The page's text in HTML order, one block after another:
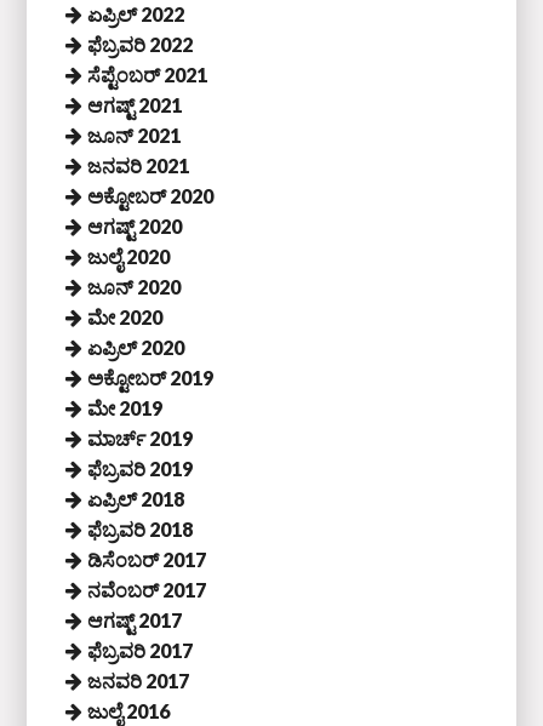
ಏಪ್ರಿಲ್ 2022
ಫೆಬ್ರವರಿ 2022
ಸೆಪ್ಟೆಂಬರ್ 2021
ಆಗಷ್ಟ್ 2021
ಜೂನ್ 2021
ಜನವರಿ 2021
ಅಕ್ಟೋಬರ್ 2020
ಆಗಷ್ಟ್ 2020
ಜುಲೈ 2020
ಜೂನ್ 2020
ಮೇ 2020
ಏಪ್ರಿಲ್ 2020
ಅಕ್ಟೋಬರ್ 2019
ಮೇ 2019
ಮಾರ್ಚ್ 2019
ಫೆಬ್ರವರಿ 2019
ಏಪ್ರಿಲ್ 2018
ಫೆಬ್ರವರಿ 2018
ಡಿಸೆಂಬರ್ 2017
ನವೆಂಬರ್ 2017
ಆಗಷ್ಟ್ 2017
ಫೆಬ್ರವರಿ 2017
ಜನವರಿ 2017
ಜುಲೈ 2016